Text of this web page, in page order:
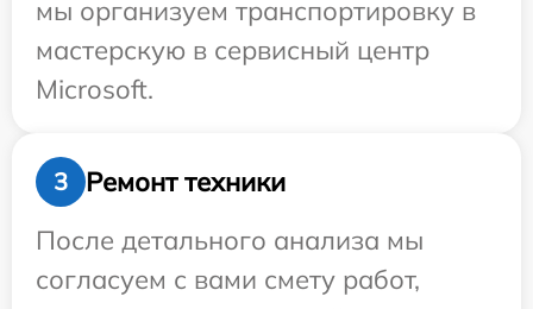
мы организуем транспортировку в
мастерскую в сервисный центр
Microsoft.
3
Ремонт техники
После детального анализа мы
согласуем с вами смету работ,